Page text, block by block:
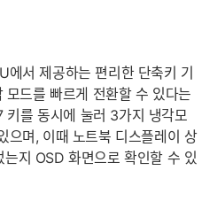
서 제공하는 편리한 단축키 기
드를 빠르게 전환할 수 있다는
를 동시에 눌러 3가지 냉각모
으며, 이때 노트북 디스플레이 상
지 OSD 화면으로 확인할 수 있